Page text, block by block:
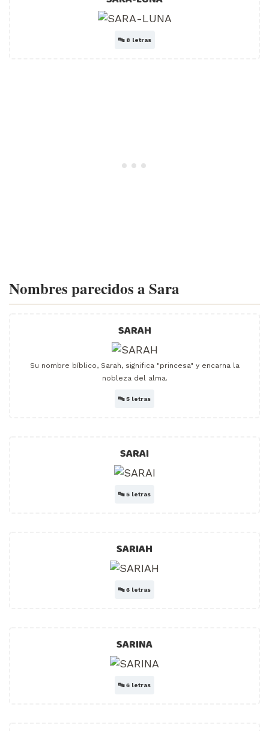
🔤 8 letras
Nombres parecidos a Sara
SARAH
Su nombre bíblico, Sarah, significa "princesa" y encarna la
nobleza del alma.
🔤5 letras
SARAI
🔤5 letras
SARIAH
🔤6 letras
SARINA
🔤6 letras